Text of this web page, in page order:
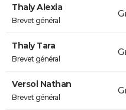
Thaly Alexia
Brevet général
Thaly Tara
Brevet général
Versol Nathan
Brevet général